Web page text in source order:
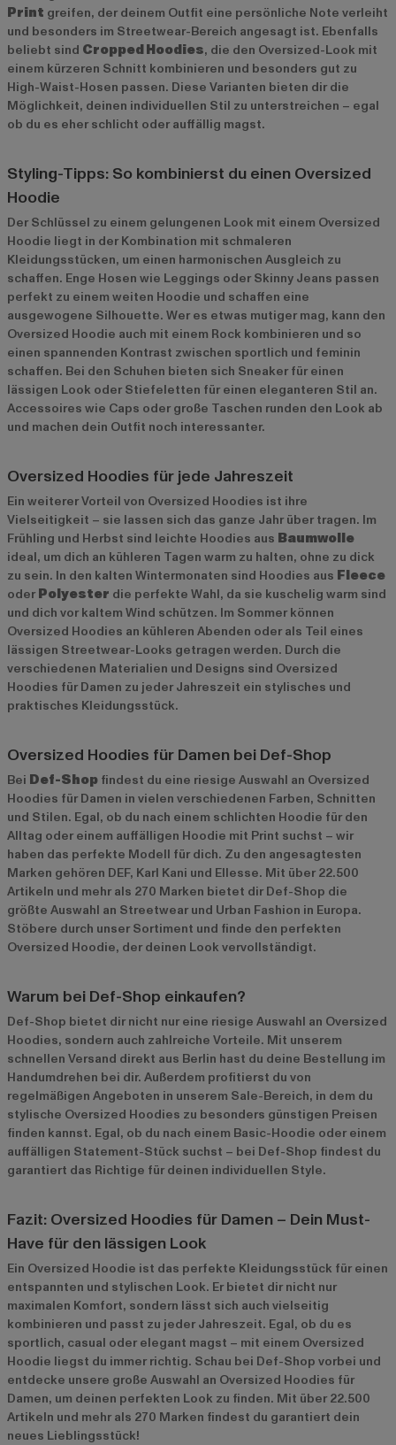
Print greifen, der deinem Outfit eine persönliche Note verleiht
und besonders im Streetwear-Bereich angesagt ist. Ebenfalls
beliebt sind Cropped Hoodies, die den Oversized-Look mit
einem kürzeren Schnitt kombinieren und besonders gut zu
High-Waist-Hosen passen. Diese Varianten bieten dir die
Möglichkeit, deinen individuellen Stil zu unterstreichen – egal
ob du es eher schlicht oder auffällig magst.
Styling-Tipps: So kombinierst du einen Oversized
Hoodie
Der Schlüssel zu einem gelungenen Look mit einem Oversized
Hoodie liegt in der Kombination mit schmaleren
Kleidungsstücken, um einen harmonischen Ausgleich zu
schaffen. Enge Hosen wie Leggings oder Skinny Jeans passen
perfekt zu einem weiten Hoodie und schaffen eine
ausgewogene Silhouette. Wer es etwas mutiger mag, kann den
Oversized Hoodie auch mit einem Rock kombinieren und so
einen spannenden Kontrast zwischen sportlich und feminin
schaffen. Bei den Schuhen bieten sich Sneaker für einen
lässigen Look oder Stiefeletten für einen eleganteren Stil an.
Accessoires wie Caps oder große Taschen runden den Look ab
und machen dein Outfit noch interessanter.
Oversized Hoodies für jede Jahreszeit
Ein weiterer Vorteil von Oversized Hoodies ist ihre
Vielseitigkeit – sie lassen sich das ganze Jahr über tragen. Im
Frühling und Herbst sind leichte Hoodies aus Baumwolle
ideal, um dich an kühleren Tagen warm zu halten, ohne zu dick
zu sein. In den kalten Wintermonaten sind Hoodies aus Fleece
oder Polyester die perfekte Wahl, da sie kuschelig warm sind
und dich vor kaltem Wind schützen. Im Sommer können
Oversized Hoodies an kühleren Abenden oder als Teil eines
lässigen Streetwear-Looks getragen werden. Durch die
verschiedenen Materialien und Designs sind Oversized
Hoodies für Damen zu jeder Jahreszeit ein stylisches und
praktisches Kleidungsstück.
Oversized Hoodies für Damen bei Def-Shop
Bei Def-Shop findest du eine riesige Auswahl an Oversized
Hoodies für Damen in vielen verschiedenen Farben, Schnitten
und Stilen. Egal, ob du nach einem schlichten Hoodie für den
Alltag oder einem auffälligen Hoodie mit Print suchst – wir
haben das perfekte Modell für dich. Zu den angesagtesten
Marken gehören DEF, Karl Kani und Ellesse. Mit über 22.500
Artikeln und mehr als 270 Marken bietet dir Def-Shop die
größte Auswahl an Streetwear und Urban Fashion in Europa.
Stöbere durch unser Sortiment und finde den perfekten
Oversized Hoodie, der deinen Look vervollständigt.
Warum bei Def-Shop einkaufen?
Def-Shop bietet dir nicht nur eine riesige Auswahl an Oversized
Hoodies, sondern auch zahlreiche Vorteile. Mit unserem
schnellen Versand direkt aus Berlin hast du deine Bestellung im
Handumdrehen bei dir. Außerdem profitierst du von
regelmäßigen Angeboten in unserem Sale-Bereich, in dem du
stylische Oversized Hoodies zu besonders günstigen Preisen
finden kannst. Egal, ob du nach einem Basic-Hoodie oder einem
auffälligen Statement-Stück suchst – bei Def-Shop findest du
garantiert das Richtige für deinen individuellen Style.
Fazit: Oversized Hoodies für Damen – Dein Must-
Have für den lässigen Look
Ein Oversized Hoodie ist das perfekte Kleidungsstück für einen
entspannten und stylischen Look. Er bietet dir nicht nur
maximalen Komfort, sondern lässt sich auch vielseitig
kombinieren und passt zu jeder Jahreszeit. Egal, ob du es
sportlich, casual oder elegant magst – mit einem Oversized
Hoodie liegst du immer richtig. Schau bei Def-Shop vorbei und
entdecke unsere große Auswahl an Oversized Hoodies für
Damen, um deinen perfekten Look zu finden. Mit über 22.500
Artikeln und mehr als 270 Marken findest du garantiert dein
neues Lieblingsstück!